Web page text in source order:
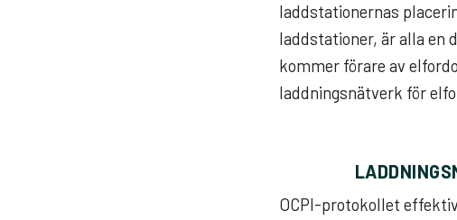
laddstationernas
laddstationer, är alla en
kommer förare av
laddningsnätverk för
OCPI-protokollet